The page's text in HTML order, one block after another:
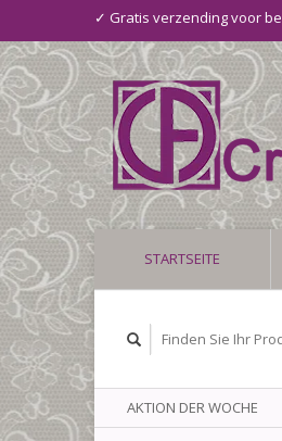
✓ Gratis verzending voor
STARTSEITE
AKTION DER WOCHE